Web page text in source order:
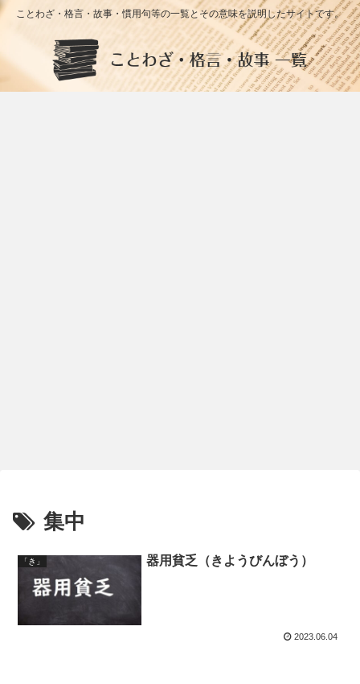
ことわざ・格言・故事・慣用句等の一覧とその意味を説明したサイトです。
集中
「き」 器用貧乏（きようびんぼう）
2023.06.04